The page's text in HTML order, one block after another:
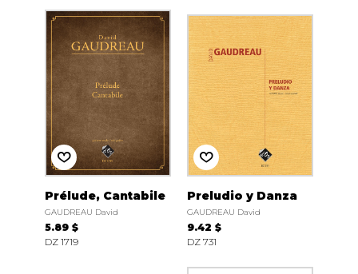
Prélude, Cantabile
GAUDREAU David
5.89 $
DZ 1719
Preludio y Danza
GAUDREAU David
9.42 $
DZ 731